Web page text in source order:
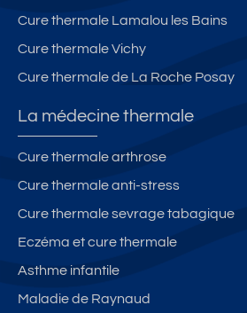
Cure thermale Lamalou les Bains
Cure thermale Vichy
Cure thermale de La Roche Posay
La médecine thermale
Cure thermale arthrose
Cure thermale anti-stress
Cure thermale sevrage tabagique
Eczéma et cure thermale
Asthme infantile
Maladie de Raynaud